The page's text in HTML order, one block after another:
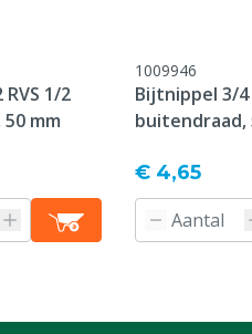
1/2
mm
1009946
Bijtnippel 3/4
buitendraad,
€ 4,65